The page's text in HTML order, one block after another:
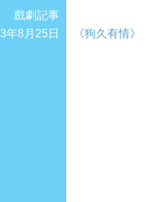
戲劇記事
年8月25日
《狗久有情》